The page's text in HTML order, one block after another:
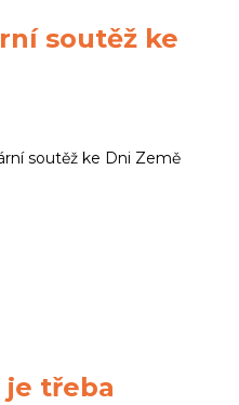
soutěž ke
soutěž ke Dni Země
je třeba